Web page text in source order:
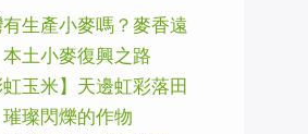
生產小麥嗎？麥香遠
土小麥復興之路
虹玉米】天邊虹彩落田
璨閃爍的作物